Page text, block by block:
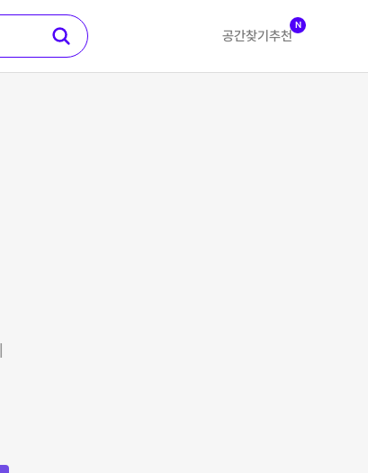
공간찾기 추천
N